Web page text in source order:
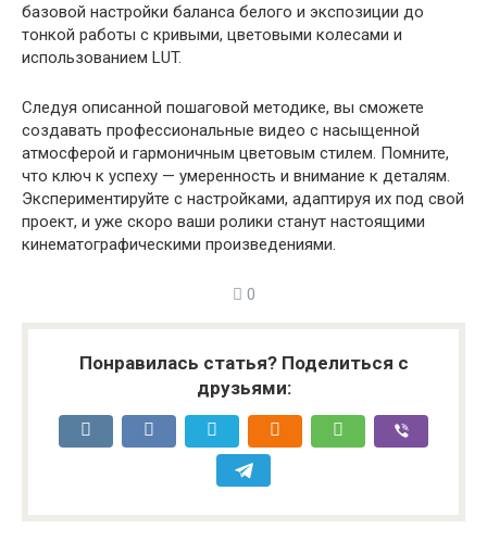
базовой настройки баланса белого и экспозиции до
тонкой работы с кривыми, цветовыми колесами и
использованием LUT.
Следуя описанной пошаговой методике, вы сможете
создавать профессиональные видео с насыщенной
атмосферой и гармоничным цветовым стилем. Помните,
что ключ к успеху — умеренность и внимание к деталям.
Экспериментируйте с настройками, адаптируя их под свой
проект, и уже скоро ваши ролики станут настоящими
кинематографическими произведениями.
0
Понравилась статья? Поделиться с
друзьями: